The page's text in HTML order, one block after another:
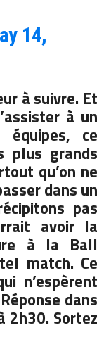
14,
à suivre. Et
à un
ce
plus grands
qu’on ne
dans un
pas
avoir la
à la Ball
match. Ce
n’espèrent
dans
2h30. Sortez